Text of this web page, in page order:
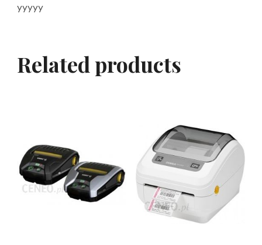
yyyyy
Related products